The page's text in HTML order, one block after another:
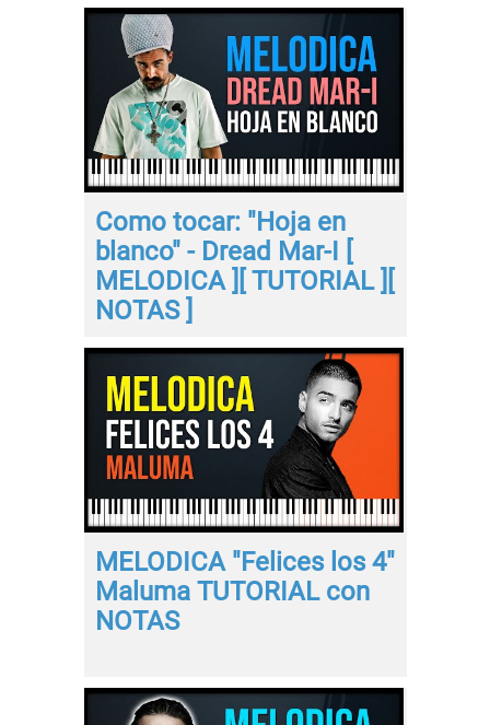
Como tocar: "Hoja en
blanco" - Dread Mar-I [
MELODICA ][ TUTORIAL ][
NOTAS ]
MELODICA "Felices los 4"
Maluma TUTORIAL con
NOTAS